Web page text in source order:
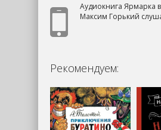
Аудиокнига Ярмарка в
Максим Горький
Рекомендуем: